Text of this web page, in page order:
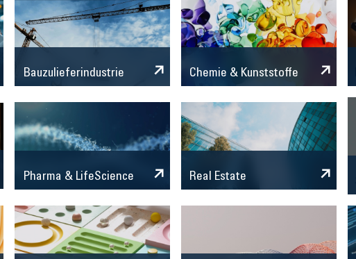
Bauzulieferindustrie Chemie & Kunststoffe
Pharma & LifeScience Real Estate